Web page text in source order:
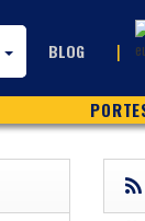
BLOG |